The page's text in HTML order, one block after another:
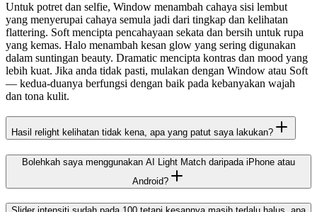
Untuk potret dan selfie, Window menambah cahaya sisi lembut
yang menyerupai cahaya semula jadi dari tingkap dan kelihatan
flattering. Soft mencipta pencahayaan sekata dan bersih untuk rupa
yang kemas. Halo menambah kesan glow yang sering digunakan
dalam suntingan beauty. Dramatic mencipta kontras dan mood yang
lebih kuat. Jika anda tidak pasti, mulakan dengan Window atau Soft
— kedua-duanya berfungsi dengan baik pada kebanyakan wajah
dan tona kulit.
Hasil relight kelihatan tidak kena, apa yang patut saya lakukan?
Bolehkah saya menggunakan AI Light Match daripada iPhone atau
Android?